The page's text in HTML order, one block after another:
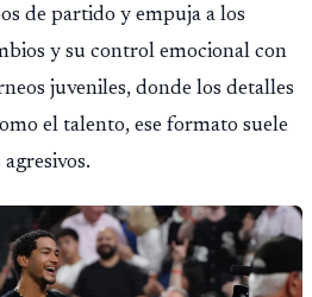
de partido y empuja a los
y su control emocional con
juveniles, donde los detalles
el talento, ese formato suele